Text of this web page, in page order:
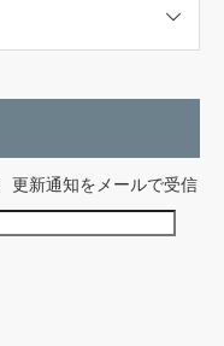
更新通知をメールで受信